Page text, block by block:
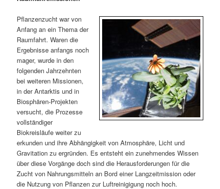
ä
r
e
n
I
n
h
a
n
d
ä
r
e
n
I
n
n
v
i
g
a
t
i
o
n
Pflanzenzucht war von
Anfang an ein Thema der
Raumfahrt. Waren die
Ergebnisse anfangs noch
mager, wurde in den
folgenden Jahrzehnten
bei weiteren Missionen,
in der Antarktis und in
Biosphären-Projekten
versucht, die Prozesse
vollständiger
Biokreisläufe weiter zu
erkunden und ihre Abhängigkeit von Atmosphäre, Licht und
Gravitation zu ergründen. Es entsteht ein zunehmendes Wissen
über diese Vorgänge doch sind die Herausforderungen für die
Zucht von Nahrungsmitteln an Bord einer Langzeitmission oder
die Nutzung von Pflanzen zur Luftreinigigung noch hoch.